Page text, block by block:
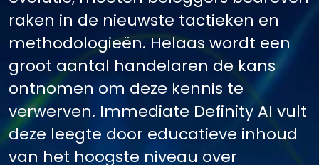
raken in de nieuwste tactieken en
methodologieën. Helaas wordt een
groot aantal handelaren de kans
ontnomen om deze kennis te
verwerven. Immediate Definity AI vult
deze leegte door educatieve inhoud
van het hoogste niveau over